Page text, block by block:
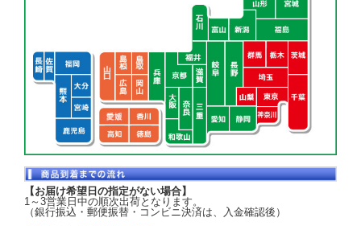
【お届け希望日の指定がない場合】
1～3営業日中の順次出荷となります。
（銀行振込・郵便振替・コンビニ決済は、入金確認後）